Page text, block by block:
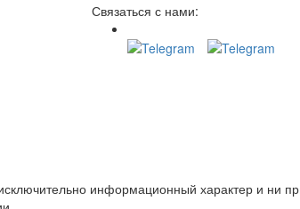
Связаться с нами:
информационный характер и ни